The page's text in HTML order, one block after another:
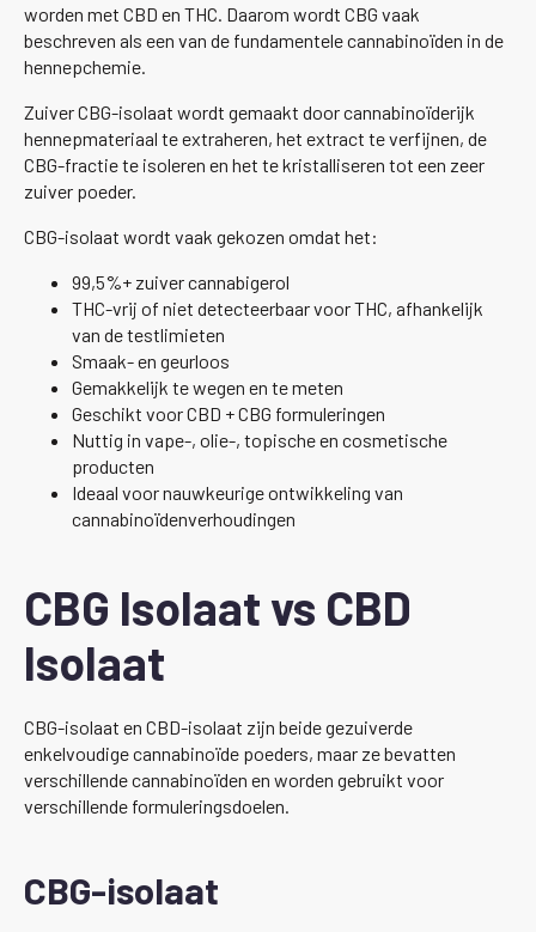
worden met CBD en THC. Daarom wordt CBG vaak
beschreven als een van de fundamentele cannabinoïden in de
hennepchemie.
Zuiver CBG-isolaat wordt gemaakt door cannabinoïderijk
hennepmateriaal te extraheren, het extract te verfijnen, de
CBG-fractie te isoleren en het te kristalliseren tot een zeer
zuiver poeder.
CBG-isolaat wordt vaak gekozen omdat het:
99,5%+ zuiver cannabigerol
THC-vrij of niet detecteerbaar voor THC, afhankelijk
van de testlimieten
Smaak- en geurloos
Gemakkelijk te wegen en te meten
Geschikt voor CBD + CBG formuleringen
Nuttig in vape-, olie-, topische en cosmetische
producten
Ideaal voor nauwkeurige ontwikkeling van
cannabinoïdenverhoudingen
CBG Isolaat vs CBD
Isolaat
CBG-isolaat en CBD-isolaat zijn beide gezuiverde
enkelvoudige cannabinoïde poeders, maar ze bevatten
verschillende cannabinoïden en worden gebruikt voor
verschillende formuleringsdoelen.
CBG-isolaat